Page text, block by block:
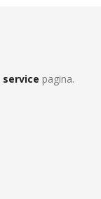
service pagina.